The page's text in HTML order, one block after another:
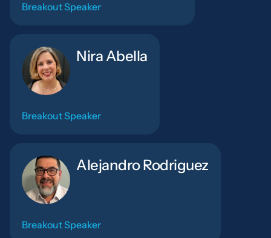
Breakout Speaker
Nira Abella
Breakout Speaker
Alejandro Rodriguez
Breakout Speaker